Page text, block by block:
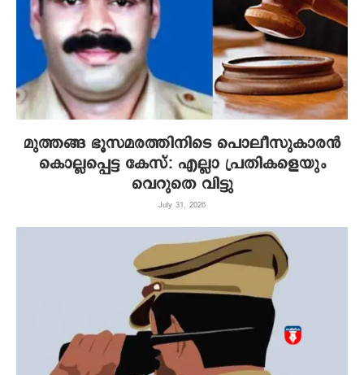
മുത്തങ്ങ ഭൂസമരത്തിനിടെ പൊലീസുകാരൻ
കൊല്ലപ്പെട്ട കേസ്: എല്ലാ പ്രതികളെയും
വെറുതെ വിട്ടു
July 31, 2026